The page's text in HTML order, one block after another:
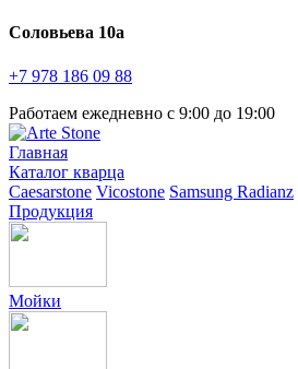
Соловьева 10а
+7 978 186 09 88
Работаем ежедневно с 9:00 до 19:00
Главная
Каталог кварца
Caesarstone Vicostone Samsung Radianz
Продукция
Мойки